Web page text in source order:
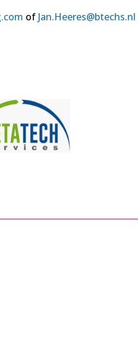
of Jan.Heeres@btechs.nl